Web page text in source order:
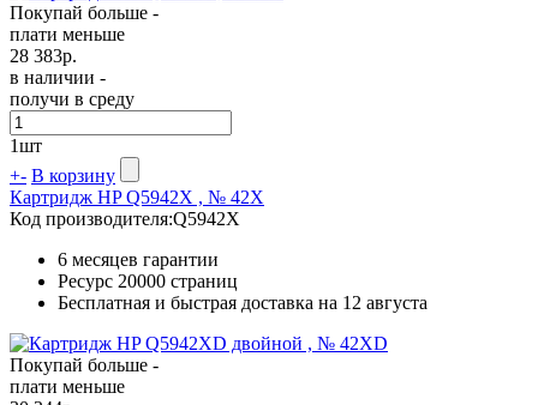
Покупай больше -
плати меньше
28 383р.
в наличии -
получи в среду
1шт
+- В корзину
Картридж HP Q5942X , № 42X
Код производителя:Q5942X
6 месяцев гарантии
Ресурс 20000 страниц
Бесплатная и быстрая доставка на 12 августа
Покупай больше -
плати меньше